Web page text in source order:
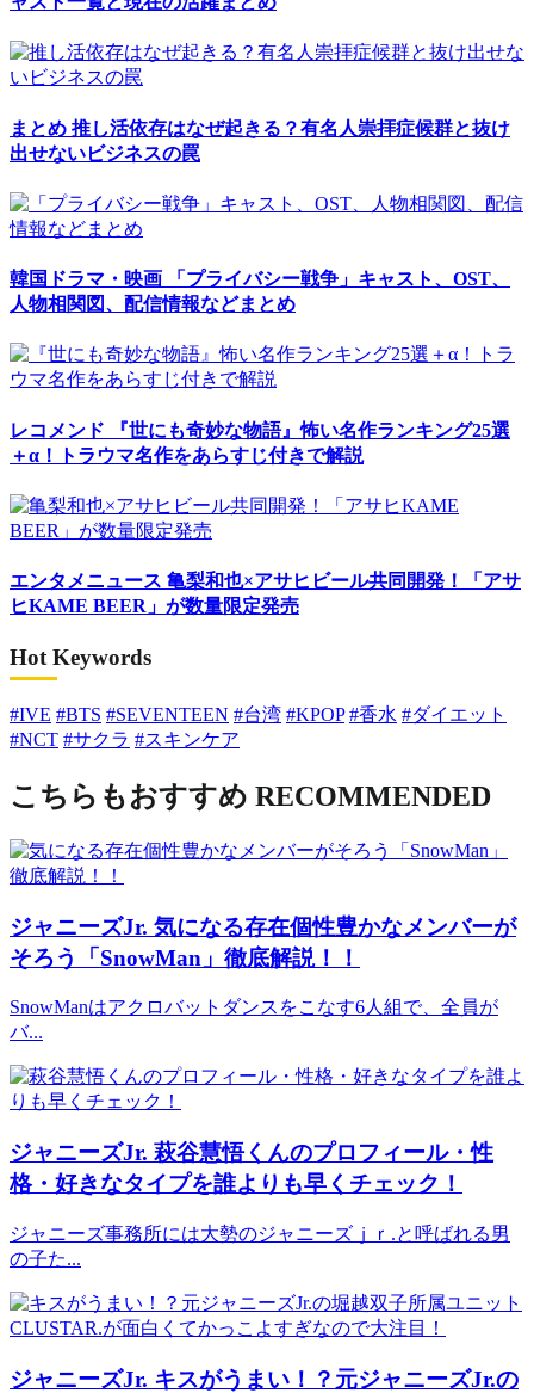
まとめ 推し活依存はなぜ起きる？有名人崇拝症候群と抜け
出せないビジネスの罠
韓国ドラマ・映画 「プライバシー戦争」キャスト、OST、
人物相関図、配信情報などまとめ
レコメンド 『世にも奇妙な物語』怖い名作ランキング25選
＋α！トラウマ名作をあらすじ付きで解説
エンタメニュース 亀梨和也×アサヒビール共同開発！「アサ
ヒKAME BEER」が数量限定発売
Hot Keywords
#IVE #BTS #SEVENTEEN #台湾 #KPOP #香水 #ダイエット
#NCT #サクラ #スキンケア
こちらもおすすめ RECOMMENDED
ジャニーズJr. 気になる存在個性豊かなメンバーが
そろう「SnowMan」徹底解説！！
SnowManはアクロバットダンスをこなす6人組で、全員が
バ...
ジャニーズJr. 萩谷慧悟くんのプロフィール・性
格・好きなタイプを誰よりも早くチェック！
ジャニーズ事務所には大勢のジャニーズｊｒ.と呼ばれる男
の子た...
ジャニーズJr. キスがうまい！？元ジャニーズJr.の